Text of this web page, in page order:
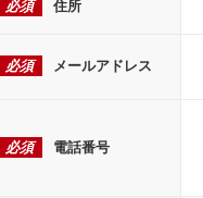
必須 住所
必須 メールアドレス
必須 電話番号